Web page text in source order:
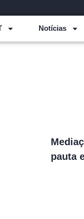
Notícias
pauta